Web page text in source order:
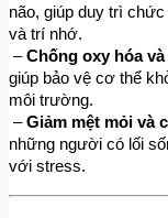
não, giúp duy trì
và trí nhớ.
– Chống oxy hóa
giúp bảo vệ cơ thể
môi trường.
– Giảm mệt mỏi và
những người có lối
với stress.